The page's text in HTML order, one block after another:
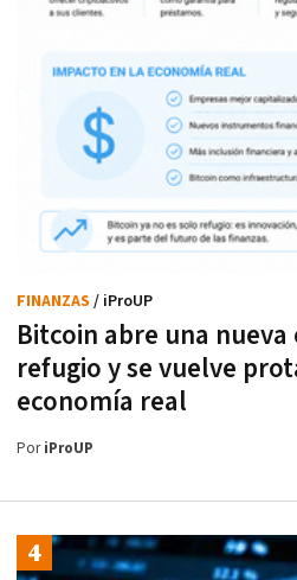
Bitcoin abre una
refugio y se vuelve
economía real
FINANZAS / iProUP
PoriProUP